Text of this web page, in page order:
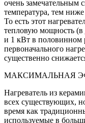
очень замечательным
температура, тем
То есть этот
тепловую мощность
и 1 кВт в половинном
первоначального
существенно
МАКСИМАЛЬНАЯ
Нагреватель из
всех существующих,
время как
используемые в